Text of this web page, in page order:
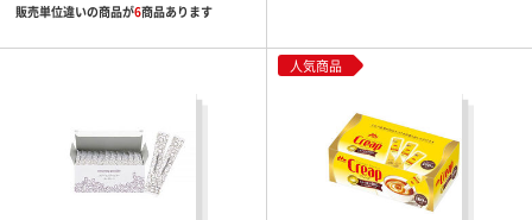
販売単位違いの商品が6商品あります
人気商品